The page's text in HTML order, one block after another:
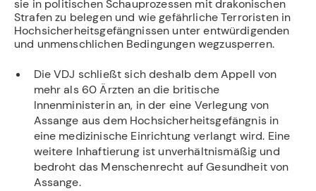
sie in politischen Schauprozessen mit drakonischen
Strafen zu belegen und wie gefährliche Terroristen in
Hochsicherheitsgefängnissen unter entwürdigenden
und unmenschlichen Bedingungen wegzusperren.
Die VDJ schließt sich deshalb dem Appell von
mehr als 60 Ärzten an die britische
Innenministerin an, in der eine Verlegung von
Assange aus dem Hochsicherheitsgefängnis in
eine medizinische Einrichtung verlangt wird. Eine
weitere Inhaftierung ist unverhältnismäßig und
bedroht das Menschenrecht auf Gesundheit von
Assange.